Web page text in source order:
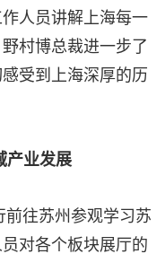
人员讲解上海每一
村博总裁进一步了
受到上海深厚的历
产业发展
往苏州参观学习苏
对各个板块展厅的